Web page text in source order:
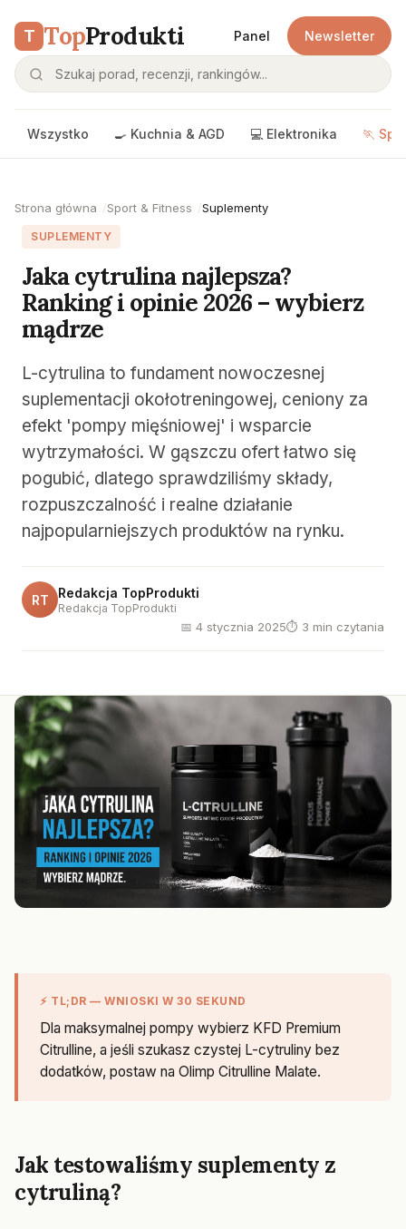
T TopProdukti Panel Newsletter
Wszystko 🍳 Kuchnia & AGD 💻 Elektronika 🏃
Strona główna Sport & Fitness Suplementy
SUPLEMENTY
Jaka cytrulina najlepsza?
Ranking i opinie 2026 – wybierz
mądrze
L-cytrulina to fundament nowoczesnej
suplementacji okołotreningowej, ceniony za
efekt 'pompy mięśniowej' i wsparcie
wytrzymałości. W gąszczu ofert łatwo się
pogubić, dlatego sprawdziliśmy składy,
rozpuszczalność i realne działanie
najpopularniejszych produktów na rynku.
RT Redakcja TopProdukti
Redakcja TopProdukti
📅 4 stycznia 2025⏱ 3 min czytania
⚡ TL;DR — WNIOSKI W 30 SEKUND
Dla maksymalnej pompy wybierz KFD Premium
Citrulline, a jeśli szukasz czystej L-cytruliny bez
dodatków, postaw na Olimp Citrulline Malate.
Jak testowaliśmy suplementy z
cytruliną?